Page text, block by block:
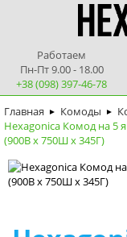
Работаем
Пн-Пт 9.00 - 18.00
+38 (098) 397-46-78
Главная ► Комоды ►
Hexagonica Комод на 5
(900В х 750Ш х 345Г)